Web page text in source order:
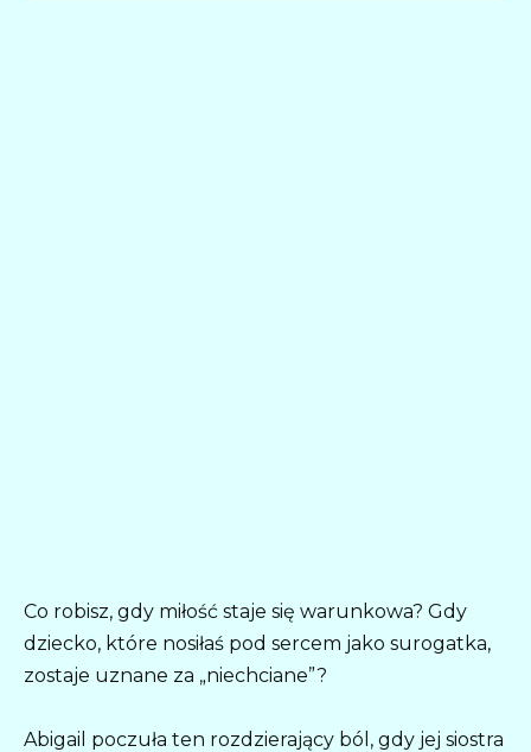
Co robisz, gdy miłość staje się warunkowa? Gdy
dziecko, które nosiłaś pod sercem jako surogatka,
zostaje uznane za „niechciane”?
Abigail poczuła ten rozdzierający ból, gdy jej siostra